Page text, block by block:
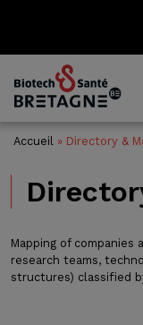
Accueil » Directory &
Mapping of companies
research teams,
structures) classified